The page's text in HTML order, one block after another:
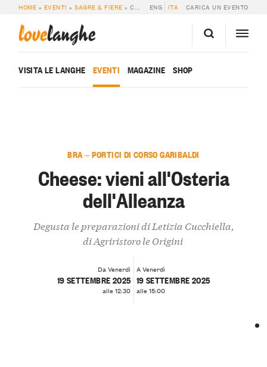
HOME » EVENTI »SAGRE & FIERE »CHEESE: VIENI ALL’OSTERIA DELL’ALLEANZA ENG ITA CARICA UN EVENTO
lovelanghe
VISITA LE LANGHE EVENTI MAGAZINE SHOP
BRA — PORTICI DI CORSO GARIBALDI
Cheese: vieni all'Osteria
dell'Alleanza
Degusta le preparazioni di Letizia Cucchiella,
di Agriristoro le Origini
Da Venerdì
19 SETTEMBRE 2025
alle 12:30
A Venerdì
19 SETTEMBRE 2025
alle 15:00